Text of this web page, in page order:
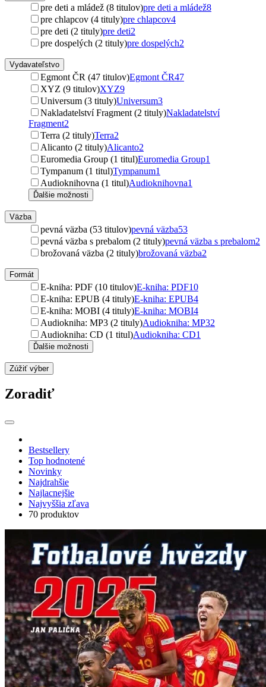
pre deti a mládež (8 titulov)pre deti a mládež8
pre chlapcov (4 tituly)pre chlapcov4
pre deti (2 tituly)pre deti2
pre dospelých (2 tituly)pre dospelých2
Vydavateľstvo
Egmont ČR (47 titulov)Egmont ČR47
XYZ (9 titulov)XYZ9
Universum (3 tituly)Universum3
Nakladatelství Fragment (2 tituly)Nakladatelství
Fragment2
Terra (2 tituly)Terra2
Alicanto (2 tituly)Alicanto2
Euromedia Group (1 titul)Euromedia Group1
Tympanum (1 titul)Tympanum1
Audioknihovna (1 titul)Audioknihovna1
Ďalšie možnosti
Väzba
pevná väzba (53 titulov)pevná väzba53
pevná väzba s prebalom (2 tituly)pevná väzba s prebalom2
brožovaná väzba (2 tituly)brožovaná väzba2
Formát
E-kniha: PDF (10 titulov)E-kniha: PDF10
E-kniha: EPUB (4 tituly)E-kniha: EPUB4
E-kniha: MOBI (4 tituly)E-kniha: MOBI4
Audiokniha: MP3 (2 tituly)Audiokniha: MP32
Audiokniha: CD (1 titul)Audiokniha: CD1
Ďalšie možnosti
Zúžiť výber
Zoradiť
Bestsellery
Top hodnotené
Novinky
Najdrahšie
Najlacnejšie
Najvyššia zľava
70 produktov